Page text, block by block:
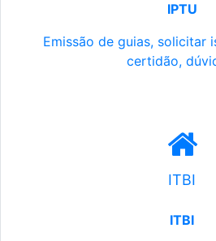
IPTU
Emissão de guias, solicitar
certidão,
ITBI
ITBI